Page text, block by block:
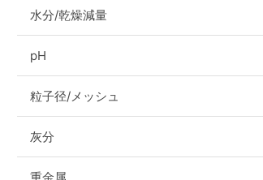
水分/乾燥減量
pH
粒子径/メッシュ
灰分